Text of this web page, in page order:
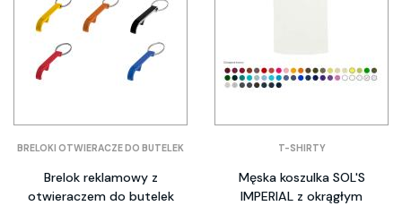
BRELOKI OTWIERACZE DO BUTELEK
Brelok reklamowy z
otwieraczem do butelek
T-SHIRTY
Męska koszulka SOL'S
IMPERIAL z okrągłym